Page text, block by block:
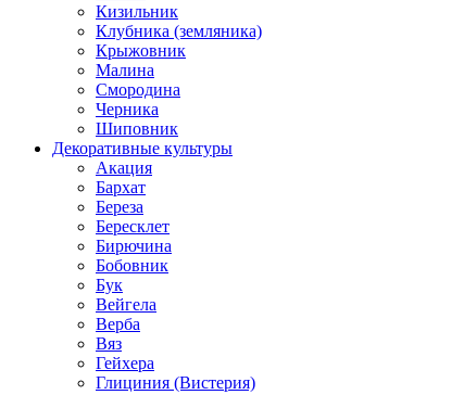
Кизильник
Клубника (земляника)
Крыжовник
Малина
Смородина
Черника
Шиповник
Декоративные культуры
Акация
Бархат
Береза
Бересклет
Бирючина
Бобовник
Бук
Вейгела
Верба
Вяз
Гейхера
Глициния (Вистерия)